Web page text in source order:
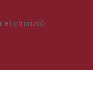
et chorizo)